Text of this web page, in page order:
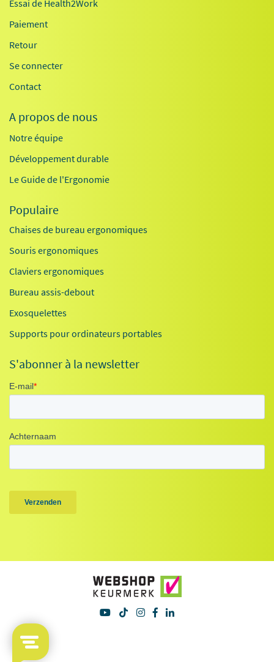
Essai de Health2Work
Paiement
Retour
Se connecter
Contact
A propos de nous
Notre équipe
Développement durable
Le Guide de l'Ergonomie
Populaire
Chaises de bureau ergonomiques
Souris ergonomiques
Claviers ergonomiques
Bureau assis-debout
Exosquelettes
Supports pour ordinateurs portables
S'abonner à la newsletter